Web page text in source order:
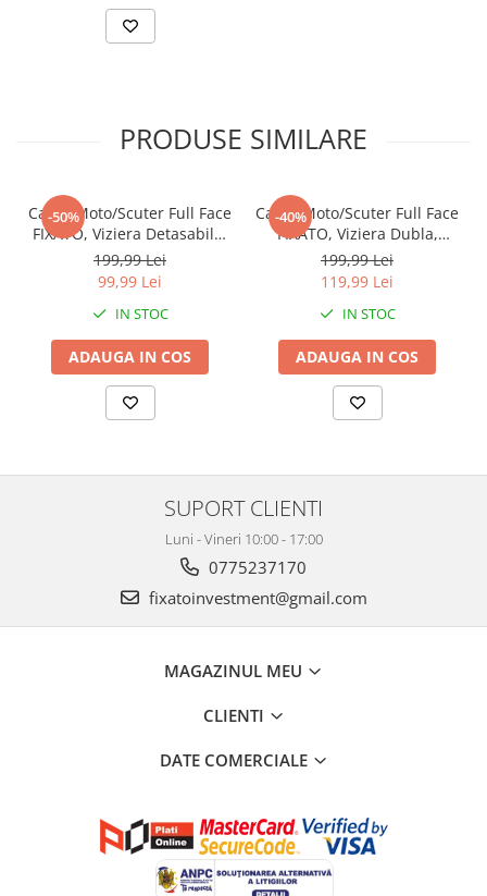
PRODUSE SIMILARE
-50%
Casca Moto/Scuter Full Face
FIXATO, Viziera Detasabila,
Marime Universala 59-
62cm, Albastru
199,99 Lei
99,99 Lei
IN STOC
ADAUGA IN COS
-40%
Casca Moto/Scuter Full Face
FIXATO, Viziera Dubla,
Marime Universala 59-
62cm, Albastru
199,99 Lei
119,99 Lei
IN STOC
ADAUGA IN COS
SUPORT CLIENTI
Luni - Vineri 10:00 - 17:00
0775237170
fixatoinvestment@gmail.com
MAGAZINUL MEU
CLIENTI
DATE COMERCIALE